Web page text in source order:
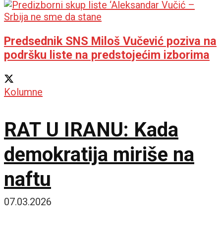
Predsednik SNS Miloš Vučević poziva na
podršku liste na predstojećim izborima
Kolumne
RAT U IRANU: Kada
demokratija miriše na
naftu
07.03.2026